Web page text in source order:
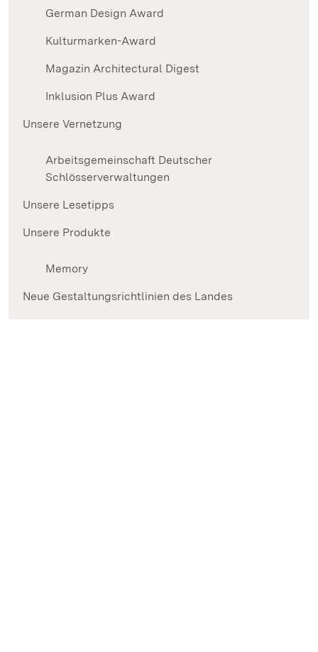
German Design Award
Kulturmarken-Award
Magazin Architectural Digest
Inklusion Plus Award
Unsere Vernetzung
Arbeitsgemeinschaft Deutscher
Schlösserverwaltungen
Unsere Lesetipps
Unsere Produkte
Memory
Neue Gestaltungsrichtlinien des Landes